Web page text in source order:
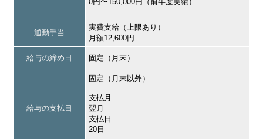
通勤手当
実費支給（上限あり）
月額12,600円
給与の締め日 固定（月末）
給与の支払日
固定（月末以外）
支払月
翌月
支払日
20日